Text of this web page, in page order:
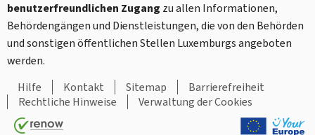
benutzerfreundlichen Zugang zu allen Informationen,
Behördengängen und Dienstleistungen, die von den Behörden
und sonstigen öffentlichen Stellen Luxemburgs angeboten
werden.
Hilfe
Kontakt Sitemap
Barrierefreiheit
Rechtliche Hinweise
Verwaltung der Cookies